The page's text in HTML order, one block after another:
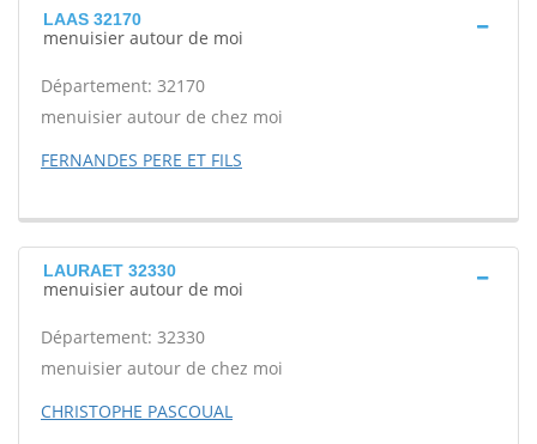
LAAS 32170
menuisier autour de moi
Département: 32170
menuisier autour de chez moi
FERNANDES PERE ET FILS
LAURAET 32330
menuisier autour de moi
Département: 32330
menuisier autour de chez moi
CHRISTOPHE PASCOUAL